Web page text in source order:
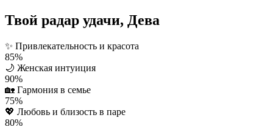
Твой радар удачи, Дева
✨ Привлекательность и красота
85%
🌙 Женская интуиция
90%
🏡 Гармония в семье
75%
💖 Любовь и близость в паре
80%